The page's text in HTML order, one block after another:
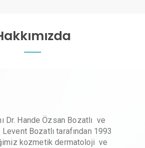
Dr. Hande Özsan Bozatlı ve
Bozatlı tarafından 1993
kozmetik dermatoloji ve